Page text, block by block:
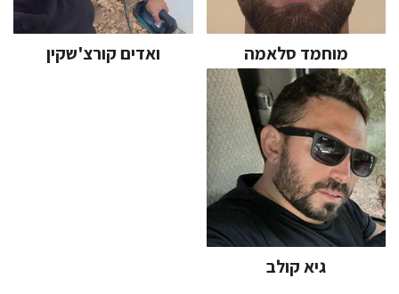
מוחמד סלאמה ואדים קורצ'שקין
גיא קולב